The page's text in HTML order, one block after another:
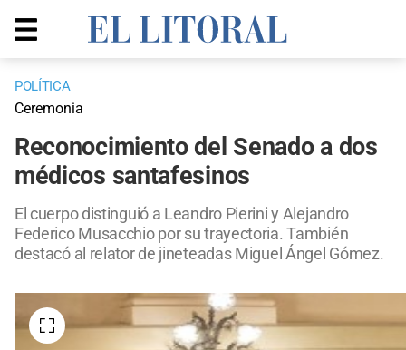
POLÍTICA
Ceremonia
Reconocimiento del Senado a dos
médicos santafesinos
El cuerpo distinguió a Leandro Pierini y Alejandro
Federico Musacchio por su trayectoria. También
destacó al relator de jineteadas Miguel Ángel Gómez.